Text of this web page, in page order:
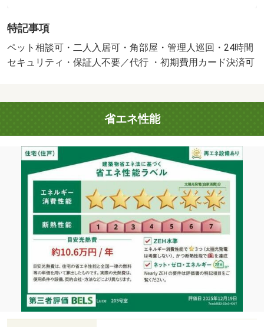
証料賃料等総額の１％＋８００円／月）・管理形態／管理
員の勤務形態：巡回・防犯セキュリティが充実した物件で
す！・バイク置場：なし・駐輪場：有
特記事項
ペット相談可・二人入居可・角部屋・管理人巡回・24時間
セキュリティ・保証人不要／代行 ・初期費用カード決済可
省エネ性能